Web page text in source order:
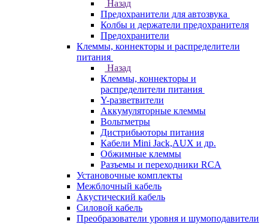
Назад
Предохранители для автозвука
Колбы и держатели предохранителя
Предохранители
Клеммы, коннекторы и распределители
питания
Назад
Клеммы, коннекторы и
распределители питания
Y-разветвители
Аккумуляторные клеммы
Вольтметры
Дистрибьюторы питания
Кабели Mini Jack,AUX и др.
Обжимные клеммы
Разъемы и переходники RCA
Установочные комплекты
Межблочный кабель
Акустический кабель
Силовой кабель
Преобразователи уровня и шумоподавители